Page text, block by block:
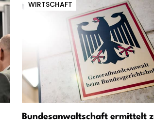
WIRTSCHAFT
Bundesanwaltschaft ermittelt